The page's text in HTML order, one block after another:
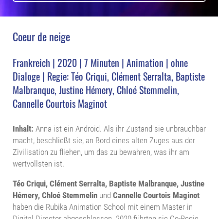
Coeur de neige
Frankreich | 2020 | 7 Minuten | Animation | ohne
Dialoge | Regie: Téo Criqui, Clément Serralta, Baptiste
Malbranque, Justine Hémery, Chloé Stemmelin,
Cannelle Courtois Maginot
Inhalt: Anna ist ein Android. Als ihr Zustand sie unbrauchbar
macht, beschließt sie, an Bord eines alten Zuges aus der
Zivilisation zu fliehen, um das zu bewahren, was ihr am
wertvollsten ist.
Téo Criqui, Clément Serralta, Baptiste Malbranque, Justine
Hémery, Chloé Stemmelinund Cannelle Courtois Maginot
haben die Rubika Animation School mit einem Master in